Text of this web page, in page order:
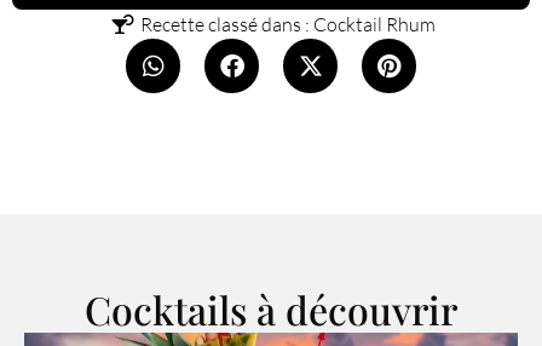
Recette classé dans : Cocktail Rhum
Cocktails à découvrir